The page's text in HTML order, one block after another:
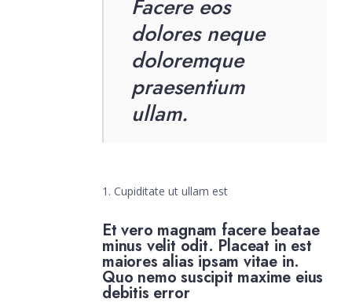
Facere eos
dolores neque
doloremque
praesentium
ullam.
Cupiditate ut ullam est
Et vero magnam facere beatae
minus velit odit. Placeat in est
maiores alias ipsam vitae in.
Quo nemo suscipit maxime eius
debitis error